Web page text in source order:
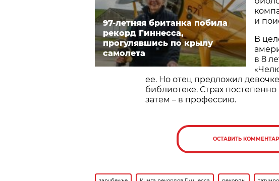
97-летняя британка побила
рекорд Гиннесса,
прогулявшись по крылу
самолета
и
В
в 8
ее. Но отец предложил
библиотеке. Страх
затем – в профессию.
ОСТАВИТЬ